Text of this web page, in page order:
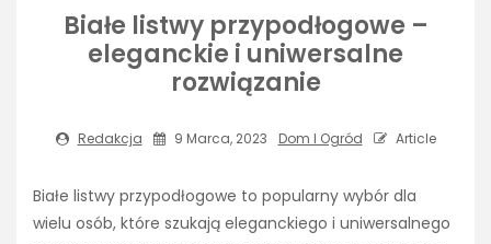
Białe listwy przypodłogowe –
eleganckie i uniwersalne
rozwiązanie
Redakcja 9 Marca, 2023 Dom I Ogród Article
Białe listwy przypodłogowe to popularny wybór dla
wielu osób, które szukają eleganckiego i uniwersalnego